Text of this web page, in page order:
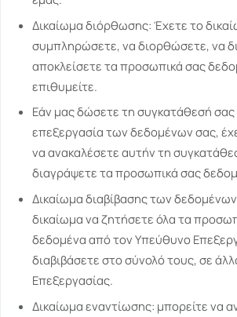
Δικαίωμα διόρθωσης: Έχετε το
συμπληρώσετε, να διορθώσετε, να
αποκλείσετε τα προσωπικά σας
επιθυμείτε.
Εάν μας δώσετε τη συγκατάθεσή σας
επεξεργασία των δεδομένων σας,
να ανακαλέσετε αυτήν τη
διαγράψετε τα προσωπικά σας
Δικαίωμα διαβίβασης των
δικαίωμα να ζητήσετε όλα τα
δεδομένα από τον Υπεύθυνο
διαβιβάσετε στο σύνολό τους, σε
Επεξεργασίας.
Δικαίωμα εναντίωσης: μπορείτε να